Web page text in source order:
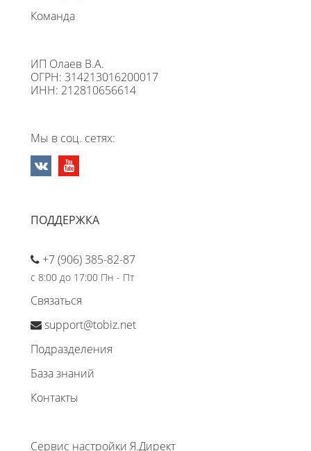
Команда
ИП Олаев В.А.
ОГРН: 314213016200017
ИНН: 212810656614
Мы в соц. сетях:
ПОДДЕРЖКА
+7 (906) 385-82-87
с 8:00 до 17:00 Пн - Пт
Связаться
support@tobiz.net
Подразделения
База знаний
Контакты
Сервис настройки Я.Директ